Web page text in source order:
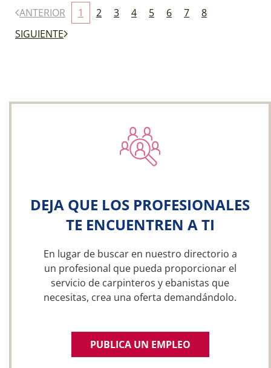
ANTERIOR 1 2 3 4 5 6 7
8
SIGUIENTE
DEJA QUE LOS PROFESIONALES
TE ENCUENTREN A TI
En lugar de buscar en nuestro directorio a
un profesional que pueda proporcionar el
servicio de carpinteros y ebanistas que
necesitas, crea una oferta demandándolo.
PUBLICA UN EMPLEO